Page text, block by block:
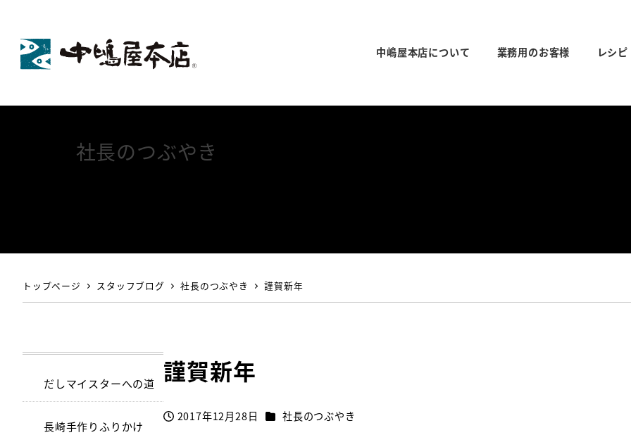
中嶋屋本店について 業務用のお客様 レシピ
トップページ スタッフブログ 社長のつぶやき 謹賀新年
謹賀新年
投稿日
2017年12月28日 カテゴリー
社長のつぶやき
だしマイスターへの道
長崎手作りふりかけ
社長のつぶやき